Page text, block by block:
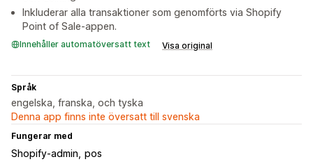
Inkluderar alla transaktioner som genomförts via Shopify
Point of Sale-appen.
Innehåller automatöversatt text Visa original
Språk
engelska, franska, och tyska
Denna app finns inte översatt till svenska
Fungerar med
Shopify-admin pos